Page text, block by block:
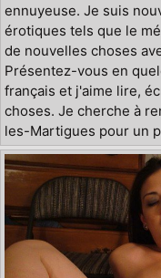
ennuyeuse. Je suis
érotiques tels que le
de nouvelles choses
Présentez-vous en
français et j'aime lire,
choses. Je cherche à
les-Martigues pour un